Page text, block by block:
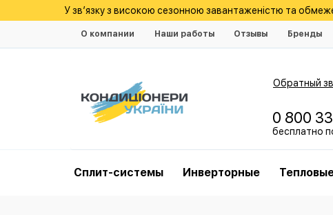
У зв’язку з високою сезонною завантаженістю та
О компании Наши работы Отзывы Бренды
Обратный
0 800
бесплатно
Cплит-системы Инверторные